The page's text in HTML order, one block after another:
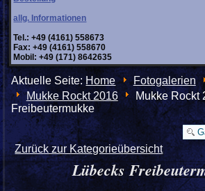
allg. Informationen
Tel.: +49 (4161) 558673
Fax: +49 (4161) 558670
Mobil: +49 (171) 8642635
Aktuelle Seite:Home Fotogalerien
Mukke Rockt 2016
Mukke Rockt
Freibeutermukke
Zurück zur Kategorieübersicht
Lübecks